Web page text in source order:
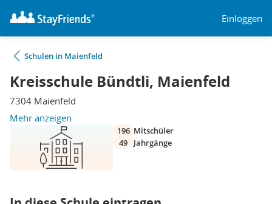
Einloggen
Schulen in Maienfeld
Kreisschule Bündtli, Maienfeld
7304 Maienfeld
Mehr anzeigen
196 Mitschüler
49
Jahrgänge